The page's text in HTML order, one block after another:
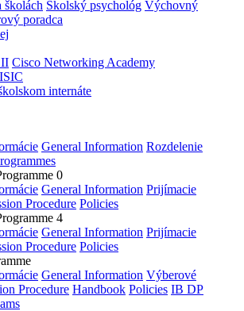
školách Školský psychológ Výchovný
poradca
Cisco Networking Academy
internáte
General Information Rozdelenie
0
General Information Prijímacie
Procedure Policies
4
General Information Prijímacie
Procedure Policies
General Information Výberové
Procedure Handbook Policies IB DP